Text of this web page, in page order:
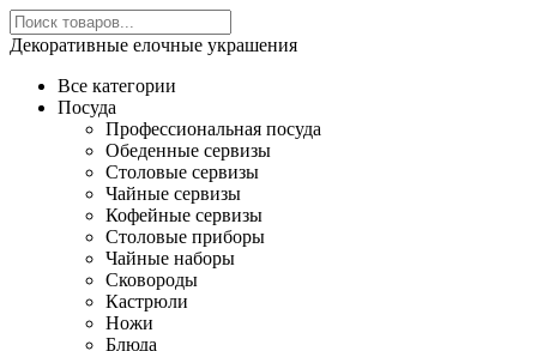
Декоративные елочные украшения
Все категории
Посуда
Профессиональная посуда
Обеденные сервизы
Столовые сервизы
Чайные сервизы
Кофейные сервизы
Столовые приборы
Чайные наборы
Сковороды
Кастрюли
Ножи
Блюда